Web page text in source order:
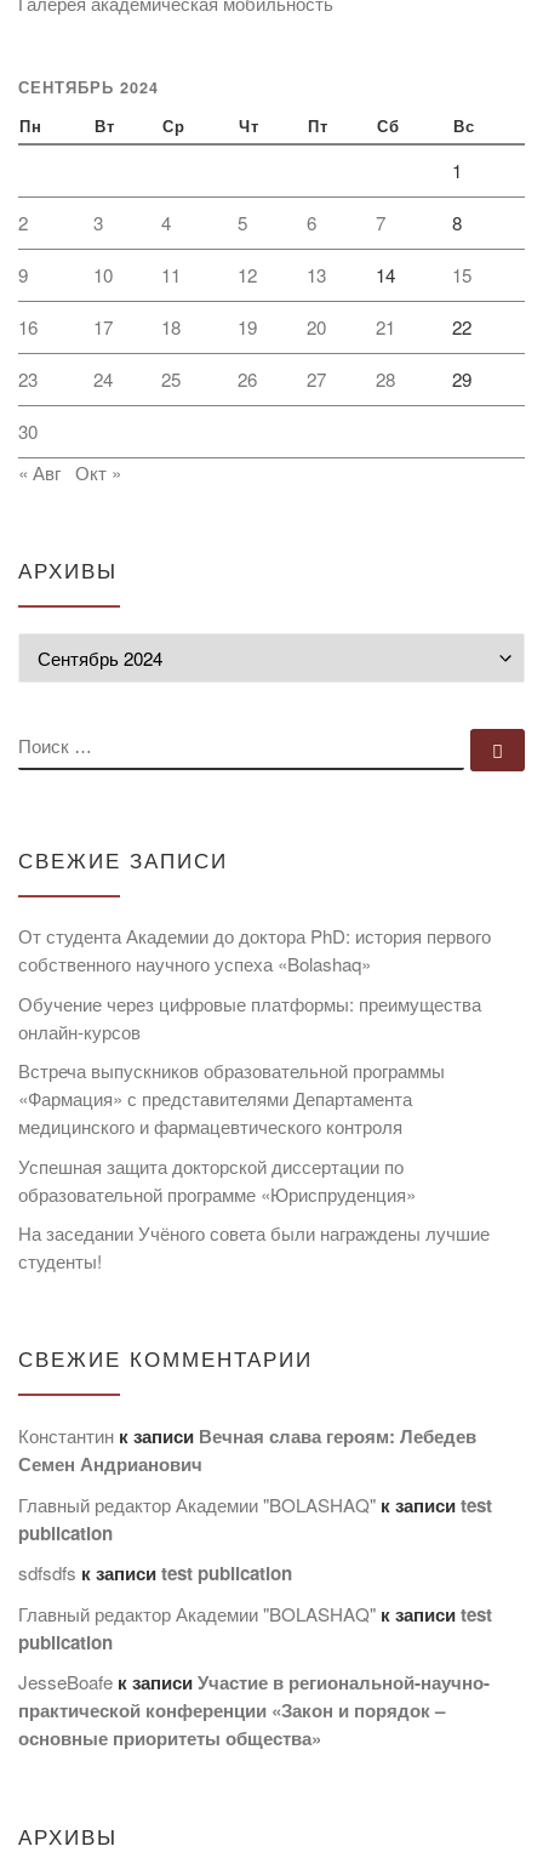
СЕНТЯБРЬ 2024
Пн Вт Ср Чт Пт Сб Вс
1
2 3 4 5 6 7 8
9 10 11 12 13 14 15
16 17 18 19 20 21 22
23 24 25 26 27 28 29
30
« Авг Окт »
АРХИВЫ
ПОИСК
СВЕЖИЕ ЗАПИСИ
От студента Академии до доктора PhD: история первого
собственного научного успеха «Bolashaq»
Обучение через цифровые платформы: преимущества
онлайн-курсов
Встреча выпускников образовательной программы
«Фармация» с представителями Департамента
медицинского и фармацевтического контроля
Успешная защита докторской диссертации по
образовательной программе «Юриспруденция»
На заседании Учёного совета были награждены лучшие
студенты!
СВЕЖИЕ КОММЕНТАРИИ
Константин к записи Вечная слава героям: Лебедев
Семен Андрианович
Главный редактор Академии "BOLASHAQ" к записиtest
publication
sdfsdfs к записиtest publication
Главный редактор Академии "BOLASHAQ" к записиtest
publication
JesseBoafe к записиУчастие в региональной-научно-
практической конференции «Закон и порядок –
основные приоритеты общества»
АРХИВЫ